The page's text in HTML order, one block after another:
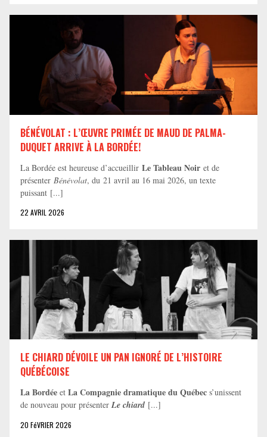
BÉNÉVOLAT : L’ŒUVRE PRIMÉE DE MAUD DE PALMA-
DUQUET ARRIVE À LA BORDÉE!
La Bordée est heureuse d’accueillir Le Tableau Noir et de
présenter Bénévolat, du 21 avril au 16 mai 2026, un texte
puissant [...]
22 AVRIL 2026
LE CHIARD DÉVOILE UN PAN IGNORÉ DE L’HISTOIRE
QUÉBÉCOISE
La Bordée et La Compagnie dramatique du Québec s’unissent
de nouveau pour présenter Le chiard [...]
20 FéVRIER 2026